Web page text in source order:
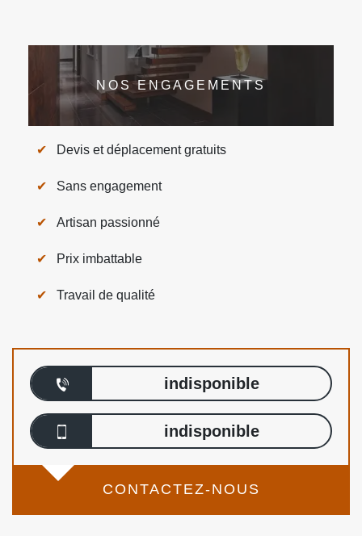
NOS ENGAGEMENTS
Devis et déplacement gratuits
Sans engagement
Artisan passionné
Prix imbattable
Travail de qualité
indisponible
indisponible
CONTACTEZ-NOUS